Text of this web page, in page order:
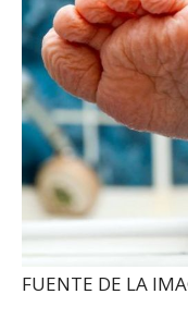
FUENTE DE LA